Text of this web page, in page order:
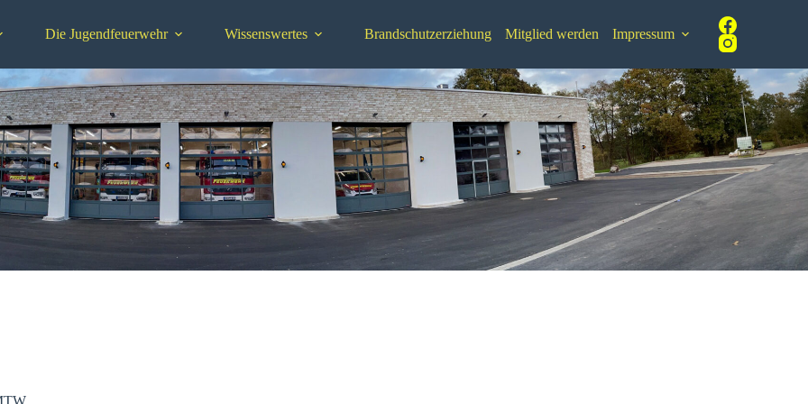
Die Jugendfeuerwehr Wissenswertes Brandschutzerziehung Mitglied werden Impressum